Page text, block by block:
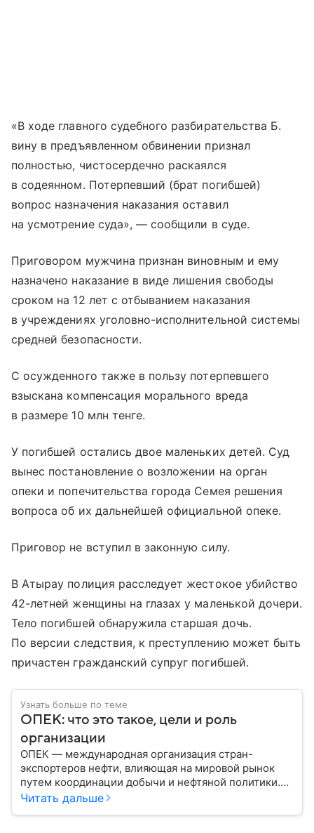
«В ходе главного судебного разбирательства Б.
вину в предъявленном обвинении признал
полностью, чистосердечно раскаялся
в содеянном. Потерпевший (брат погибшей)
вопрос назначения наказания оставил
на усмотрение суда», — сообщили в суде.
Приговором мужчина признан виновным и ему
назначено наказание в виде лишения свободы
сроком на 12 лет с отбыванием наказания
в учреждениях уголовно-исполнительной системы
средней безопасности.
С осужденного также в пользу потерпевшего
взыскана компенсация морального вреда
в размере 10 млн тенге.
У погибшей остались двое маленьких детей. Суд
вынес постановление о возложении на орган
опеки и попечительства города Семея решения
вопроса об их дальнейшей официальной опеке.
Приговор не вступил в законную силу.
В Атырау полиция расследует жестокое убийство
42-летней женщины на глазах у маленькой дочери.
Тело погибшей обнаружила старшая дочь.
По версии следствия, к преступлению может быть
причастен гражданский супруг погибшей.
Узнать больше по теме
ОПЕК: что это такое, цели и роль
организации
ОПЕК — международная организация стран-
экспортеров нефти, влияющая на мировой рынок
путем координации добычи и нефтяной политики.
Решения ОПЕК регулярно отражаются на ценах
Читать дальше